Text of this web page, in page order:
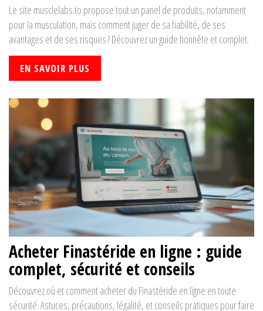
Le site musclelabs.to propose tout un panel de produits, notamment
pour la musculation, mais comment juger de sa fiabilité, de ses
avantages et de ses risques ? Découvrez un guide honnête et complet.
EN SAVOIR PLUS
Acheter Finastéride en ligne : guide
complet, sécurité et conseils
Découvrez où et comment acheter du Finastéride en ligne en toute
sécurité. Astuces, précautions, légalité, et conseils pratiques pour faire